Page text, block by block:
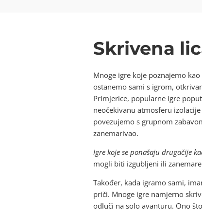
Skrivena
Mnoge igre koje poznajemo
ostanemo sami s igrom,
Primjerice, popularne igre
neočekivanu atmosferu
povezujemo s grupnom
zanemarivao.
Igre koje se ponašaju drugačije
mogli biti izgubljeni ili
Također, kada igramo sami,
priči. Mnoge igre namjerno
odluči na solo avanturu. Ono